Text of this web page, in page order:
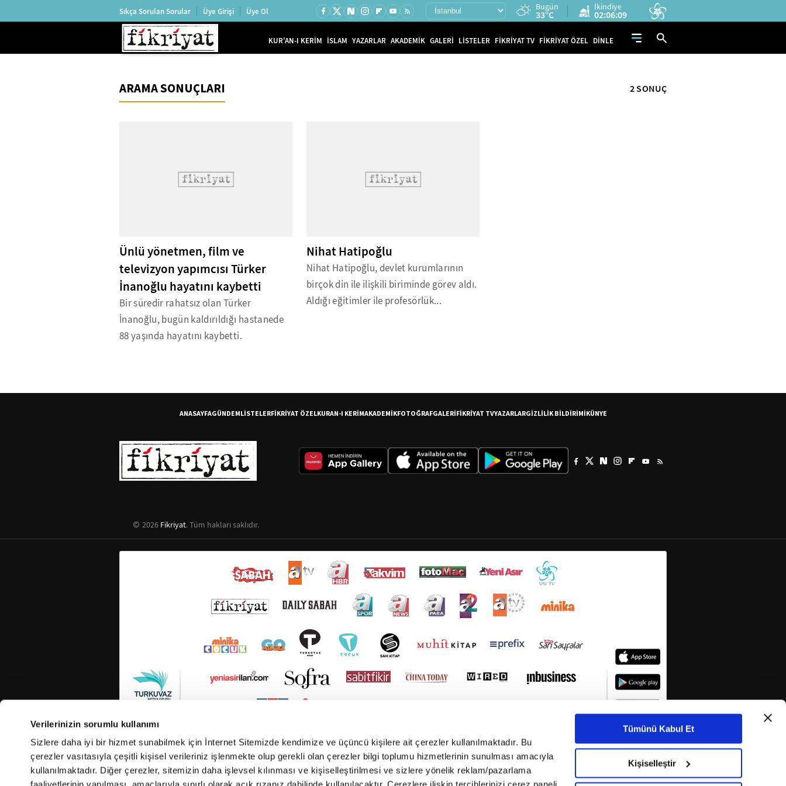
Verilerinizin sorumlu kullanımı
Sizlere daha iyi bir hizmet sunabilmek için İnternet Sitemizde kendimize ve üçüncü kişilere ait çerezler kullanılmaktadır. Bu
çerezler vasıtasıyla çeşitli kişisel verileriniz işlenmekte olup gerekli olan çerezler bilgi toplumu hizmetlerinin sunulması amacıyla
kullanılmaktadır. Diğer çerezler, sitemizin daha işlevsel kılınması ve kişiselleştirilmesi ve sizlere yönelik reklam/pazarlama
Tümünü Kabul Et
Kişiselleştir
Sıkça Sorulan Sorular Üye Girişi Üye Ol Bugün
33°C
İkindiye
02:06:08
KUR'AN-I KERİM İSLAM YAZARLAR AKADEMİK GALERİ LİSTELER FİKRİYAT TV FİKRİYAT ÖZEL DİNLE
ARAMA SONUÇLARI 2 SONUÇ
Ünlü yönetmen, film ve
televizyon yapımcısı Türker
İnanoğlu hayatını kaybetti
Bir süredir rahatsız olan Türker
İnanoğlu, bugün kaldırıldığı hastanede
88 yaşında hayatını kaybetti.
Nihat Hatipoğlu
Nihat Hatipoğlu, devlet kurumlarının
birçok din ile ilişkili biriminde görev aldı.
Aldığı eğitimler ile profesörlük...
ANASAYFAGÜNDEMLİSTELERFİKRİYAT ÖZELKURAN-I KERİMAKADEMİKFOTOĞRAFGALERİFİKRİYAT TVYAZARLARGİZLİLİK BİLDİRİMİKÜNYE
2026 Fikriyat. Tüm hakları saklıdır.